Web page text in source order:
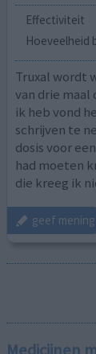
Effectiviteit
Hoeveelheid
Truxal wordt
van drie maal
ik heb vond
schrijven te
dosis voor
had moeten
die kreeg ik
geef mening